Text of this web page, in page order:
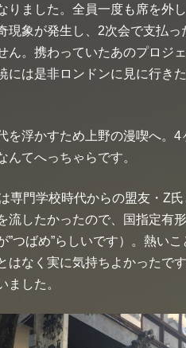
りました。全員一度も席を外
現象が発生し、2次会で支払
ん。携わっていたあのプロジ
には是非ロンドンに見に行き
を浮かすため上野の漫喫へ。
んてへっちゃらです。
専門学校時代からの盟友・Z
流したかったので、国指定有
”つばめ”らしいです）。熱い
はなく実に気持ちよかったで
ました。